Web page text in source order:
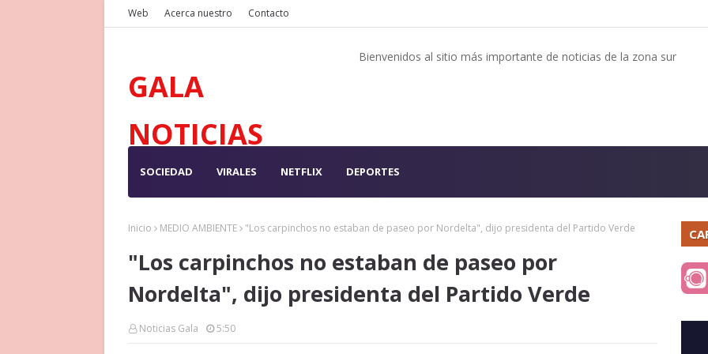
Web Acerca nuestro Contacto
GALA
NOTICIAS
Bienvenidos al sitio más importante de noticias de la zona sur
SOCIEDAD VIRALES NETFLIX DEPORTES
Inicio MEDIO AMBIENTE "Los carpinchos no estaban de paseo por Nordelta", dijo presidenta del Partido Verde
"Los carpinchos no estaban de paseo por
Nordelta", dijo presidenta del Partido Verde
Noticias Gala 5:50